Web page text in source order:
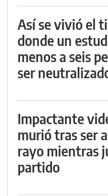
Así se vivió el
donde un
menos a seis
ser
Impactante
murió tras ser
rayo mientras
partido